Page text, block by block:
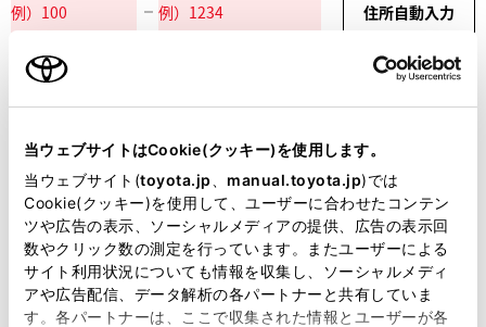
当ウェブサイトはCookie(クッキー)を使用します。
当ウェブサイト(toyota.jp manual.toyota.jp)では
Cookie(クッキー)を使用して、ユーザーに合わせたコンテン
ツや広告の表示、ソーシャルメディアの提供、広告の表示回
数やクリック数の測定を行っています。またユーザーによる
サイト利用状況についても情報を収集し、ソーシャルメディ
アや広告配信、データ解析の各パートナーと共有していま
す。各パートナーは、ここで収集された情報とユーザーが各
住所自動入力
必須 都道府県
必須 市区町村名